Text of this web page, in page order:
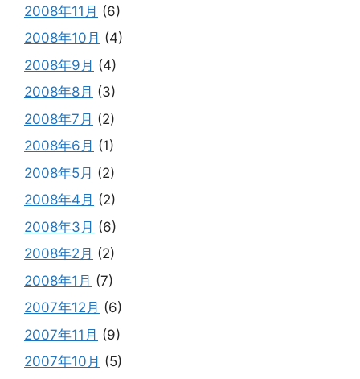
2008年11月 (6)
2008年10月 (4)
2008年9月 (4)
2008年8月 (3)
2008年7月 (2)
2008年6月 (1)
2008年5月 (2)
2008年4月 (2)
2008年3月 (6)
2008年2月 (2)
2008年1月 (7)
2007年12月 (6)
2007年11月 (9)
2007年10月 (5)